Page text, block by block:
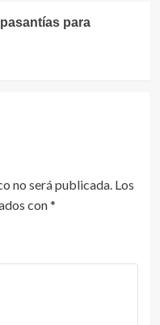
para
no será publicada. Los
con*